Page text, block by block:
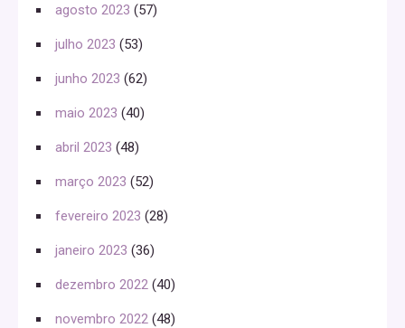
agosto 2023 (57)
julho 2023 (53)
junho 2023 (62)
maio 2023 (40)
abril 2023 (48)
março 2023 (52)
fevereiro 2023 (28)
janeiro 2023 (36)
dezembro 2022 (40)
novembro 2022 (48)